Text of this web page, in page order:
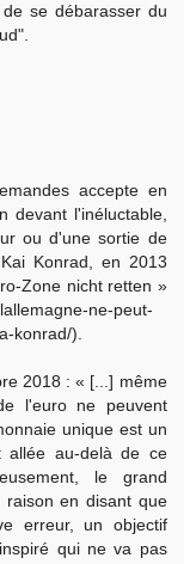
se débarasser du
accepte en
devant l'inéluctable,
ou d'une sortie de
Konrad, en 2013
Zone nicht retten »
ne-peut-
konrad/).
2018 : « [...] même
l'euro ne peuvent
unique est un
allée au-delà de ce
le grand
raison en disant que
erreur, un objectif
qui ne va pas